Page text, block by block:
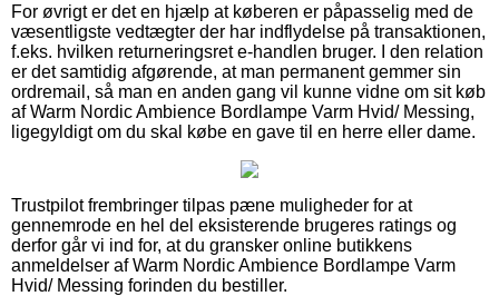
For øvrigt er det en hjælp at køberen er påpasselig med de
væsentligste vedtægter der har indflydelse på transaktionen,
f.eks. hvilken returneringsret e-handlen bruger. I den relation
er det samtidig afgørende, at man permanent gemmer sin
ordremail, så man en anden gang vil kunne vidne om sit køb
af Warm Nordic Ambience Bordlampe Varm Hvid/ Messing,
ligegyldigt om du skal købe en gave til en herre eller dame.
Trustpilot frembringer tilpas pæne muligheder for at
gennemrode en hel del eksisterende brugeres ratings og
derfor går vi ind for, at du gransker online butikkens
anmeldelser af Warm Nordic Ambience Bordlampe Varm
Hvid/ Messing forinden du bestiller.